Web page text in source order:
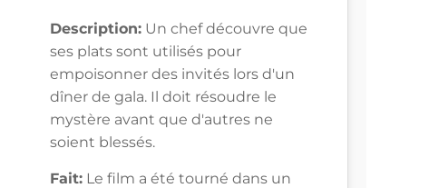
Description: Un chef découvre que
ses plats sont utilisés pour
empoisonner des invités lors d'un
dîner de gala. Il doit résoudre le
mystère avant que d'autres ne
soient blessés.
Fait: Le film a été tourné dans un